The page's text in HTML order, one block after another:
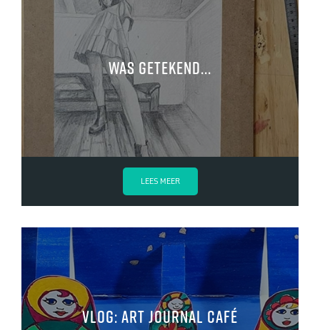
Was getekend...
LEES MEER
VLOG: Art Journal Café